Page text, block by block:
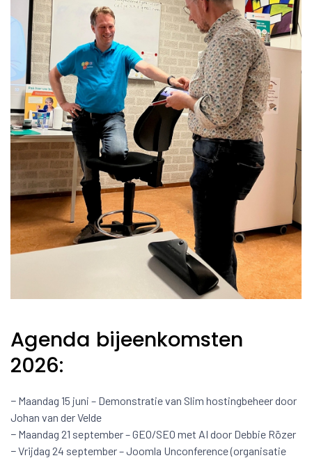
Agenda bijeenkomsten
2026:
− Maandag 15 juni – Demonstratie van Slim hostingbeheer door
Johan van der Velde
− Maandag 21 september – GEO/SEO met AI door Debbie Rözer
− Vrijdag 24 september – Joomla Unconference (organisatie